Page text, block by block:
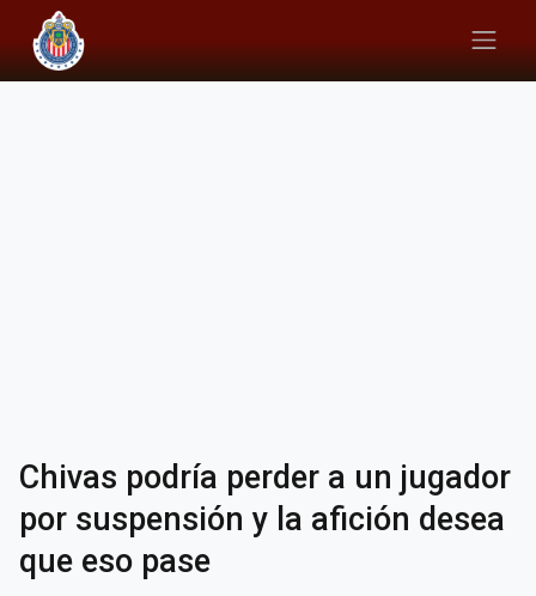
Chivas podría perder a un jugador
por suspensión y la afición desea
que eso pase